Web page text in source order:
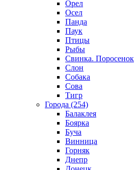
Орел
Осел
Панда
Паук
Птицы
Рыбы
Свинка. Поросенок
Слон
Собака
Сова
Тигр
Города (254)
Балаклея
Боярка
Буча
Винница
Горняк
Днепр